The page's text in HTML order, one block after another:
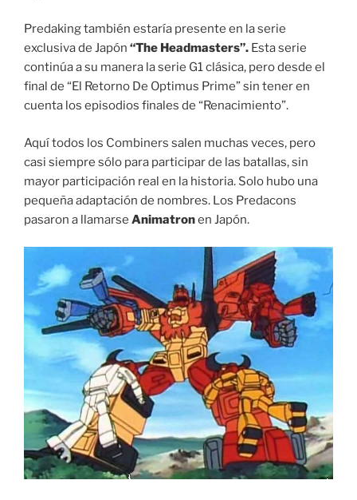
Predaking también estaría presente en la serie
exclusiva de Japón “The Headmasters”. Esta serie
continúa a su manera la serie G1 clásica, pero desde el
final de “El Retorno De Optimus Prime” sin tener en
cuenta los episodios finales de “Renacimiento”.
Aquí todos los Combiners salen muchas veces, pero
casi siempre sólo para participar de las batallas, sin
mayor participación real en la historia. Solo hubo una
pequeña adaptación de nombres. Los Predacons
pasaron a llamarse Animatronen Japón.